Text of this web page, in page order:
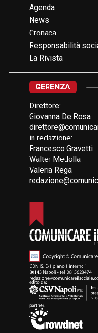
Agenda
News
Cronaca
Responsabilità
La Rivista
GERENZA
Direttore:
Giovanna De Rosa
in redazione:
Francesco Gravetti
Walter Medolla
Valeria Rega